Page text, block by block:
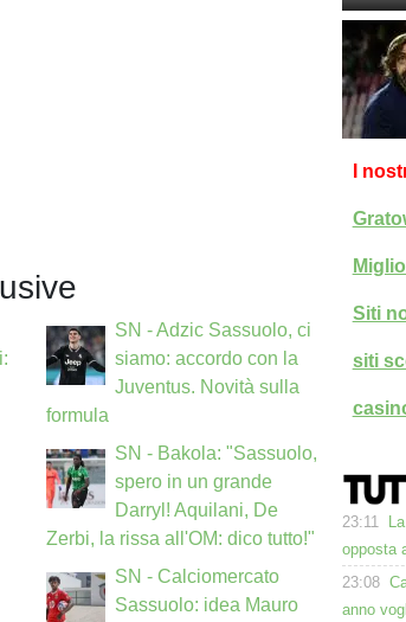
SN - Adzic Sassuolo, ci
siamo: accordo con la
Juventus. Novità sulla
formula
SN - Bakola: "Sassuolo,
spero in un grande
Darryl! Aquilani, De
Zerbi, la rissa all'OM: dico tutto!"
SN - Calciomercato
Sassuolo: idea Mauro
I
Siti
siti
23:11
opposta
23:08
anno